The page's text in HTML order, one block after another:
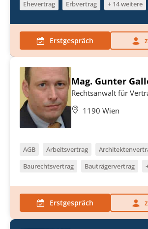
Ehevertrag
Erbvertrag + 14 weitere
Erstgespräch
Mag. Gunter
Rechtsanwalt für
1190 Wien
AGB Arbeitsvertrag
Baurechtsvertrag
Bauträgervertrag
Erstgespräch